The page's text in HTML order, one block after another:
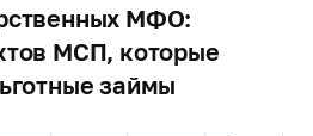
МФО:
МСП, которые
займы